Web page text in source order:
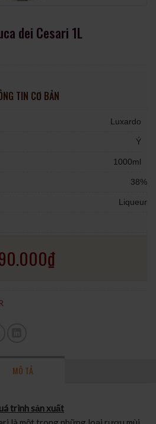
dei Cesari 1L
TIN CƠ BẢN
Luxardo
Ý
1000ml
38%
Liqueur
₫
MÔ TẢ
trình sản xuất